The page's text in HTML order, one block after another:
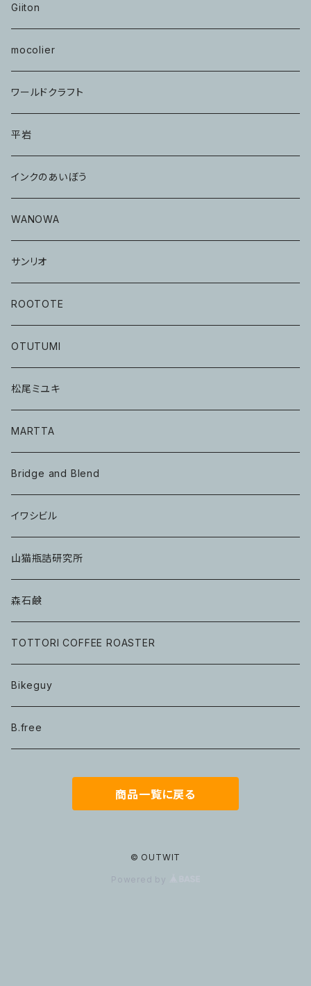
Giiton
mocolier
ワールドクラフト
平岩
インクのあいぼう
WANOWA
サンリオ
ROOTOTE
OTUTUMI
松尾ミユキ
MARTTA
Bridge and Blend
イワシビル
山猫瓶詰研究所
森石鹸
TOTTORI COFFEE ROASTER
Bikeguy
B.free
商品一覧に戻る
© OUTWIT
Powered by